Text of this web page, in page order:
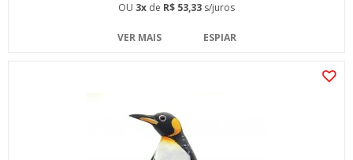
OU 3x de R$ 53,33 s/juros
VER MAIS ESPIAR